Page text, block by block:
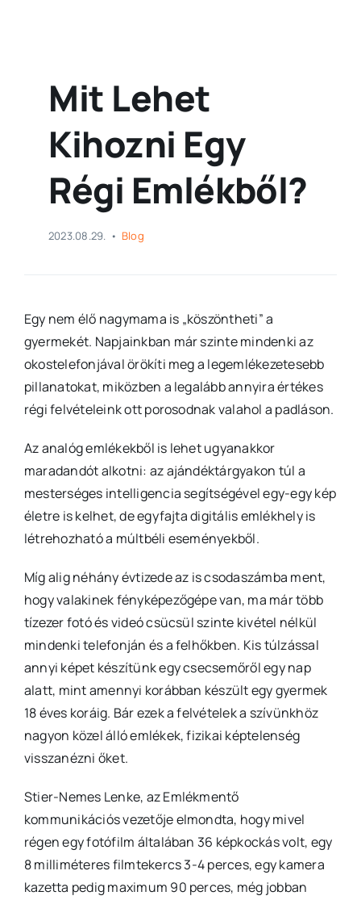
Mit Lehet
Kihozni Egy
Régi Emlékből?
2023.08.29. • Blog
Egy nem élő nagymama is „köszöntheti” a
gyermekét. Napjainkban már szinte mindenki az
okostelefonjával örökíti meg a legemlékezetesebb
pillanatokat, miközben a legalább annyira értékes
régi felvételeink ott porosodnak valahol a padláson.
Az analóg emlékekből is lehet ugyanakkor
maradandót alkotni: az ajándéktárgyakon túl a
mesterséges intelligencia segítségével egy-egy kép
életre is kelhet, de egyfajta digitális emlékhely is
létrehozható a múltbéli eseményekből.
Míg alig néhány évtizede az is csodaszámba ment,
hogy valakinek fényképezőgépe van, ma már több
tízezer fotó és videó csücsül szinte kivétel nélkül
mindenki telefonján és a felhőkben. Kis túlzással
annyi képet készítünk egy csecsemőről egy nap
alatt, mint amennyi korábban készült egy gyermek
18 éves koráig. Bár ezek a felvételek a szívünkhöz
nagyon közel álló emlékek, fizikai képtelenség
visszanézni őket.
Stier-Nemes Lenke, az Emlékmentő
kommunikációs vezetője elmondta, hogy mivel
régen egy fotófilm általában 36 képkockás volt, egy
8 milliméteres filmtekercs 3-4 perces, egy kamera
kazetta pedig maximum 90 perces, még jobban